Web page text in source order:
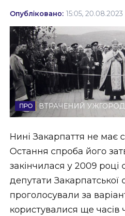
Події
Політика
Соціум
Спорт
Стиль життя
Втрачений Ужгород
ЗАКАРПАТСЬКІ
Опубліковано: 15:05, 20.08.2023
ВТРАЧЕНИЙ УЖГОРОД
Нині Закарпаття не має
Остання спроба його
закінчилася у 2009 році
депутати Закарпатської
проголосували за
користувалися ще часів